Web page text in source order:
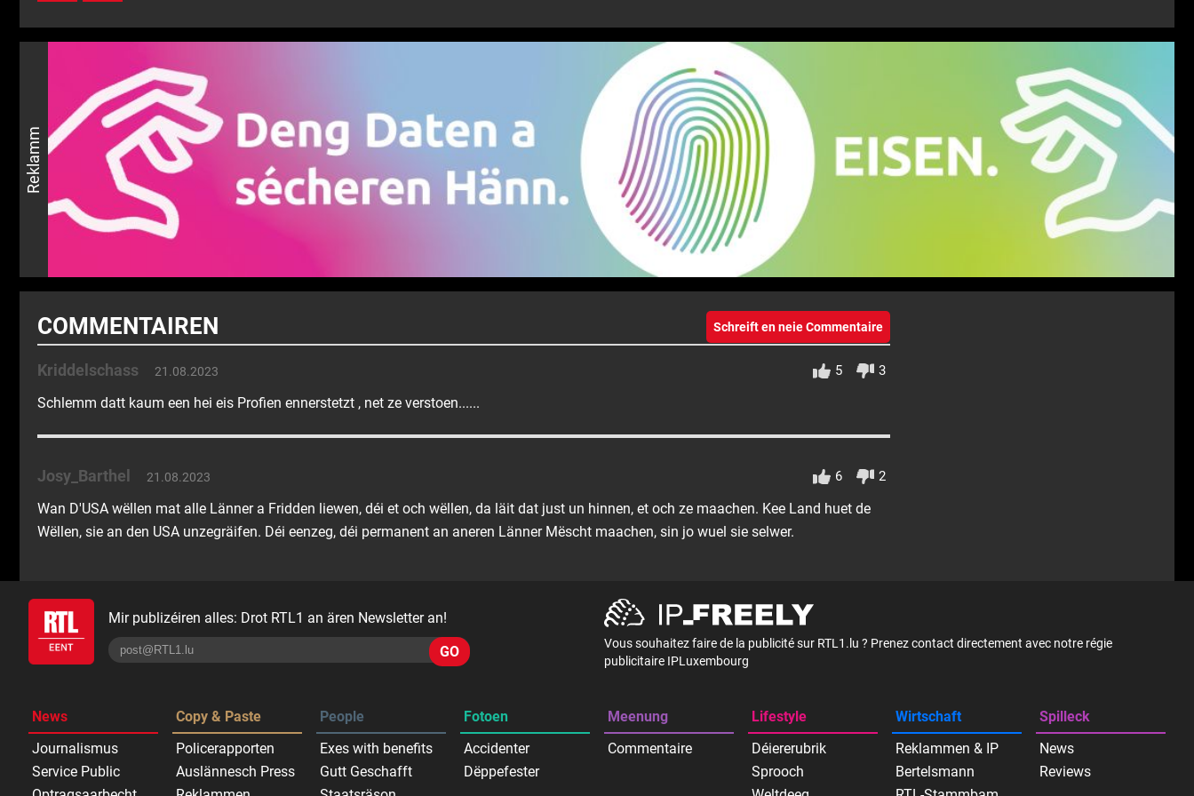
Reklamm
COMMENTAIREN Schreift en neie Commentaire
Kriddelschass 21.08.2023 5 3
Schlemm datt kaum een hei eis Profien ennerstetzt , net ze verstoen......
Josy_Barthel 21.08.2023 6 2
Wan D'USA wëllen mat alle Länner a Fridden liewen, déi et och wëllen, da läit dat just un hinnen, et och ze maachen. Kee Land huet de
Wëllen, sie an den USA unzegräifen. Déi eenzeg, déi permanent an aneren Länner Mëscht maachen, sin jo wuel sie selwer.
Mir publizéiren alles: Drot RTL1 an ären Newsletter an!
GO
Vous souhaitez faire de la publicité sur RTL1.lu ? Prenez contact directement avec notre régie
publicitaire IPLuxembourg
News
Journalismus
Service Public
Copy & Paste
Policerapporten
Auslännesch Press
People
Exes with benefits
Gutt Geschafft
Fotoen
Accidenter
Dëppefester
Meenung
Commentaire
Lifestyle
Déiererubrik
Sprooch
Wirtschaft
Reklammen & IP
Bertelsmann
Spilleck
News
Reviews